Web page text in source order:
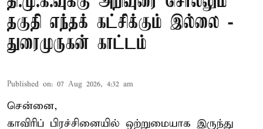
தகுதி எந்தக் கட்சிக்கும் இல்லை -
துரைமுருகன் காட்டம்
Published on: 07 Aug 2026, 4:32 am
சென்னை,
காவிரிப் பிரச்சினையில் ஒற்றுமையாக இருந்து